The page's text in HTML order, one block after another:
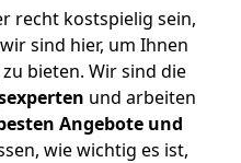
recht kostspielig sein,
sind hier, um Ihnen
zu bieten. Wir sind die
und arbeiten
Angebote und
wie wichtig es ist,